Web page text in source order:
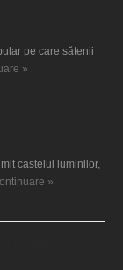
pe care sătenii
»
castelul luminilor,
»